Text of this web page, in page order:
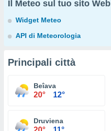
Il Meteo sul tuo sito Web
Widget Meteo
API di Meteorologia
Principali città
Beîava
20° 12°
Druviena